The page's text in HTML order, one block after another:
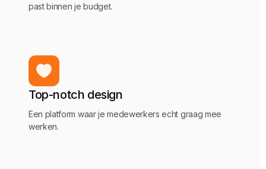
past binnen je budget.
Top-notch design
Een platform waar je medewerkers echt graag mee
werken.